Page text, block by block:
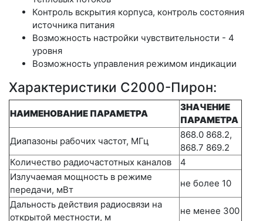
Контроль вскрытия корпуса, контроль состояния
источника питания
Возможность настройки чувствительности - 4
уровня
Возможность управления режимом индикации
Характеристики С2000-Пирон:
НАИМЕНОВАНИЕ ПАРАМЕТРА
ЗНАЧЕНИЕ
ПАРАМЕТРА
Диапазоны рабочих частот, МГц
868.0 868.2,
868.7 869.2
Количество радиочастотных каналов
4
Излучаемая мощность в режиме
передачи, мВт
не более 10
Дальность действия радиосвязи на
открытой местности, м
не менее 300